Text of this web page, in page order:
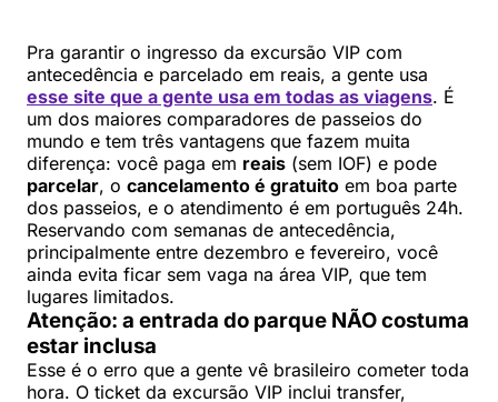
Pra garantir o ingresso da excursão VIP com
antecedência e parcelado em reais, a gente usa
esse site que a gente usa em todas as viagens. É
um dos maiores comparadores de passeios do
mundo e tem três vantagens que fazem muita
diferença: você paga em reais (sem IOF) e pode
parcelar, o cancelamento é gratuito em boa parte
dos passeios, e o atendimento é em português 24h.
Reservando com semanas de antecedência,
principalmente entre dezembro e fevereiro, você
ainda evita ficar sem vaga na área VIP, que tem
lugares limitados.
Atenção: a entrada do parque NÃO costuma
estar inclusa
Esse é o erro que a gente vê brasileiro cometer toda
hora. O ticket da excursão VIP inclui transfer,